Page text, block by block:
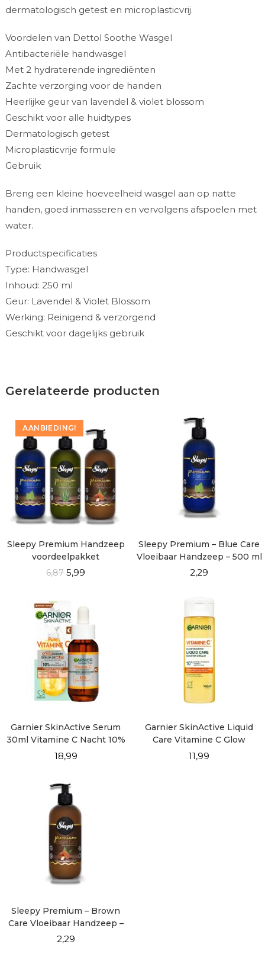
dermatologisch getest en microplasticvrij.
Voordelen van Dettol Soothe Wasgel
Antibacteriële handwasgel
Met 2 hydraterende ingrediënten
Zachte verzorging voor de handen
Heerlijke geur van lavendel & violet blossom
Geschikt voor alle huidtypes
Dermatologisch getest
Microplasticvrije formule
Gebruik
Breng een kleine hoeveelheid wasgel aan op natte
handen, goed inmasseren en vervolgens afspoelen met
water.
Productspecificaties
Type: Handwasgel
Inhoud: 250 ml
Geur: Lavendel & Violet Blossom
Werking: Reinigend & verzorgend
Geschikt voor dagelijks gebruik
Gerelateerde producten
AANBIEDING!
Sleepy Premium Handzeep
voordeelpakket
6,87 5,99
Sleepy Premium – Blue Care
Vloeibaar Handzeep – 500 ml
2,29
Garnier SkinActive Serum
30ml Vitamine C Nacht 10%
18,99
Garnier SkinActive Liquid
Care Vitamine C Glow
Booster 120ml
11,99
Sleepy Premium – Brown
Care Vloeibaar Handzeep –
500 ml
2,29